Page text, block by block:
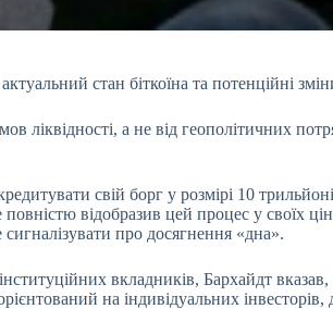
стан біткоїна та потенційні
ліквідності, а не від
свій борг у розмірі 10
відобразив цей процес у своїх
про досягнення «дна».
вкладників, Бархайдт
на індивідуальних